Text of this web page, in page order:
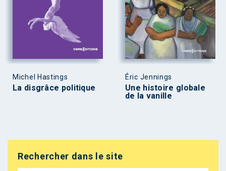
Michel Hastings
La disgrâce politique
Éric Jennings
Une histoire globale
de la vanille
Rechercher dans le site